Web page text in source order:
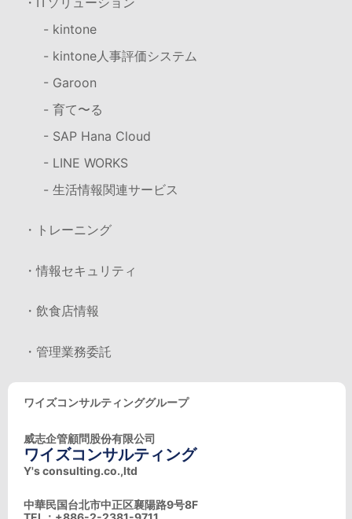
- kintone
- kintone人事評価システム
- Garoon
- 育て〜る
- SAP Hana Cloud
- LINE WORKS
- 生活情報関連サービス
・トレーニング
・情報セキュリティ
・飲食店情報
・管理業務委託
ワイズコンサルティンググループ
威志企管顧問股份有限公司
ワイズコンサルティング
Y's consulting.co.,ltd
中華民国台北市中正区襄陽路9号8F